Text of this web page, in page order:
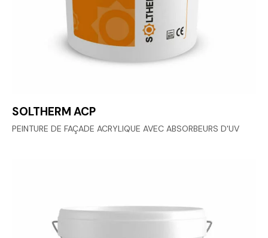
SOLTHERM ACP
PEINTURE DE FAÇADE ACRYLIQUE AVEC ABSORBEURS D'UV